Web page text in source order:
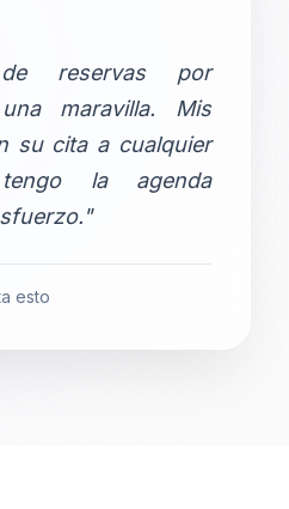
reservas por
maravilla. Mis
su cita a cualquier
la agenda
esto